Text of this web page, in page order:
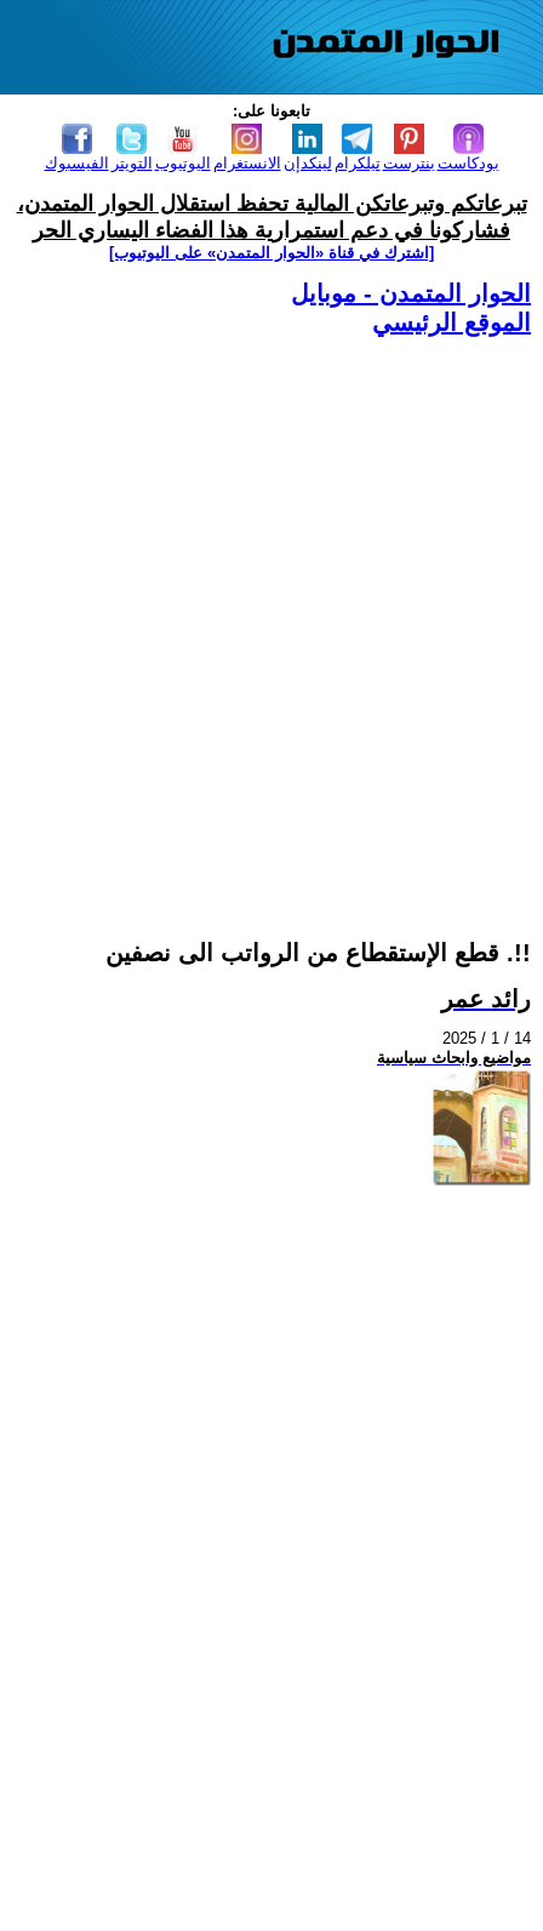
تابعونا على:
الفيسبوك التويتر اليوتيوب الانستغرام لينكدإن تيلكرامبنترست بودكاست
تبرعاتكم وتبرعاتكن المالية تحفظ استقلال الحوار المتمدن،
فشاركونا في دعم استمرارية هذا الفضاء اليساري الحر
[اشترك في قناة ‫«الحوار المتمدن» على اليوتيوب]
الحوار المتمدن - موبايل
الموقع الرئيسي
قطع الإستقطاع من الرواتب الى نصفين .!!
رائد عمر
2025 / 1 / 14
مواضيع وابحاث سياسية